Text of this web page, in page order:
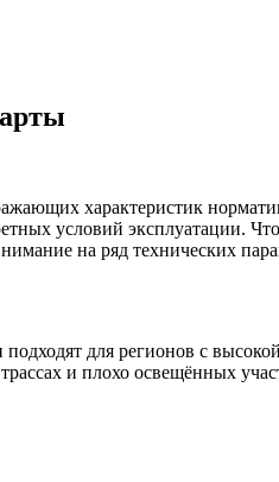
характеристик
условий эксплуатации.
на ряд технических
для регионов с
и плохо освещённых